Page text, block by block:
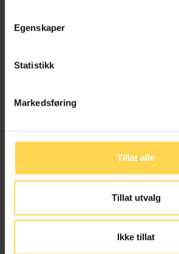
Egenskaper
Statistikk
Markedsføring
Tillat alle
Tillat utvalg
Ikke tillat
Skatte- og avgiftsrett
Alt kommentert